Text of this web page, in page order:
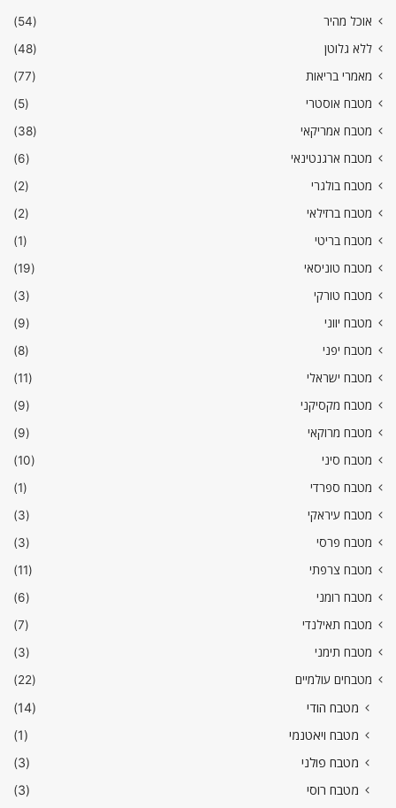
אוכל מהיר
(54)
ללא גלוטן
(48)
מאמרי בריאות
(77)
מטבח אוסטרי
(5)
מטבח אמריקאי
(38)
מטבח ארגנטינאי
(6)
מטבח בולגרי
(2)
מטבח ברזילאי
(2)
מטבח בריטי
(1)
מטבח טוניסאי
(19)
מטבח טורקי
(3)
מטבח יווני
(9)
מטבח יפני
(8)
מטבח ישראלי
(11)
מטבח מקסיקני
(9)
מטבח מרוקאי
(9)
מטבח סיני
(10)
מטבח ספרדי
(1)
מטבח עיראקי
(3)
מטבח פרסי
(3)
מטבח צרפתי
(11)
מטבח רומני
(6)
מטבח תאילנדי
(7)
מטבח תימני
(3)
מטבחים עולמיים
(22)
מטבח הודי
(14)
מטבח ויאטנמי
(1)
מטבח פולני
(3)
מטבח רוסי
(3)